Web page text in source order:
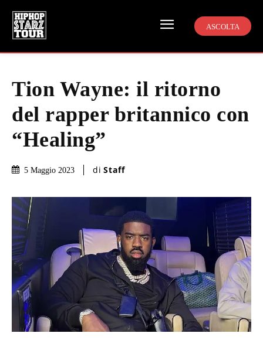
ASCOLTA
Tion Wayne: il ritorno
del rapper britannico con
“Healing”
5 Maggio 2023 di Staff